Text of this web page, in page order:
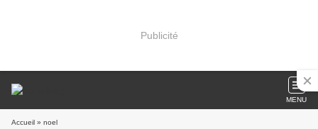
Publicité
MENU
Accueil » noel